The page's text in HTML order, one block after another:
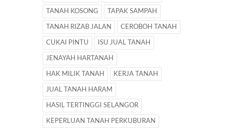
TANAH KOSONG TAPAK SAMPAH
TANAH RIZAB JALAN CEROBOH TANAH
CUKAI PINTU ISU JUAL TANAH
JENAYAH HARTANAH
HAK MILIK TANAH KERJA TANAH
JUAL TANAH HARAM
HASIL TERTINGGI SELANGOR
KEPERLUAN TANAH PERKUBURAN